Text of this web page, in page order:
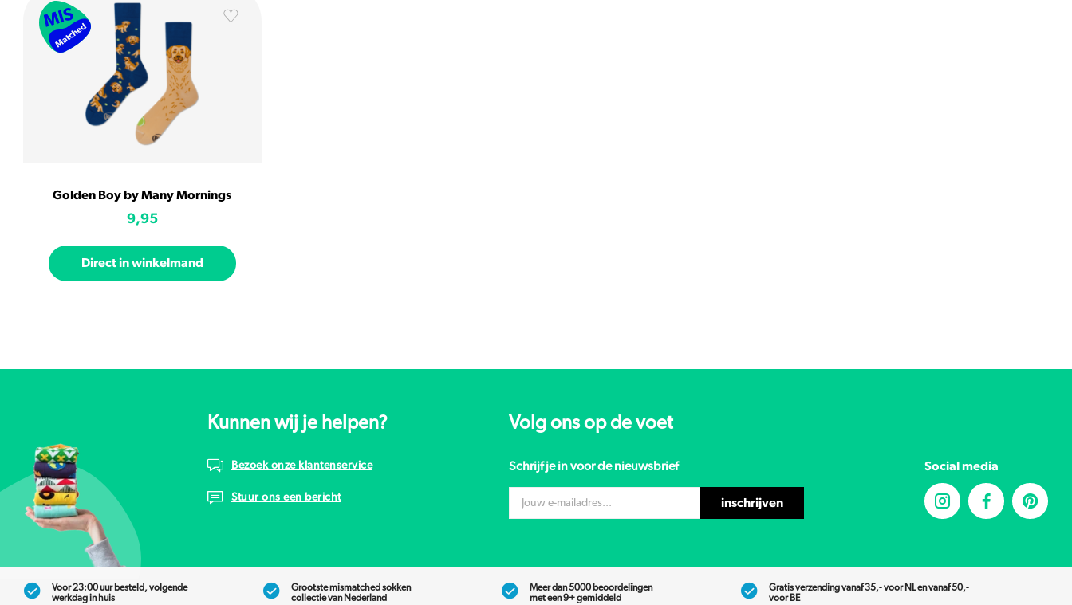
Golden Boy by Many Mornings
9,95
Direct in winkelmand
Kunnen wij je helpen?
Bezoek onze klantenservice
Stuur ons een bericht
Volg ons op de voet
Schrijf je in voor de nieuwsbrief
inschrijven
Social media
Voor 23:00 uur besteld, volgende
werkdag in huis
Grootste mismatched sokken
collectie van Nederland
Meer dan 5000 beoordelingen
met een 9+ gemiddeld
Gratis verzending vanaf 35,- voor NL en vanaf 50,-
voor BE